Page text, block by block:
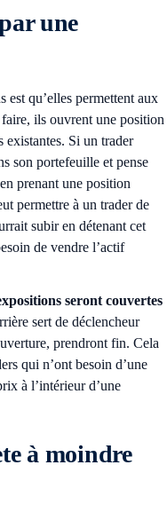
une
est qu’elles permettent aux
ils ouvrent une position
existantes. Si un trader
son portefeuille et pense
prenant une position
permettre à un trader de
subir en détenant cet
de vendre l’actif
seront couvertes
sert de déclencheur
prendront fin. Cela
qui n’ont besoin d’une
à l’intérieur d’une
à moindre